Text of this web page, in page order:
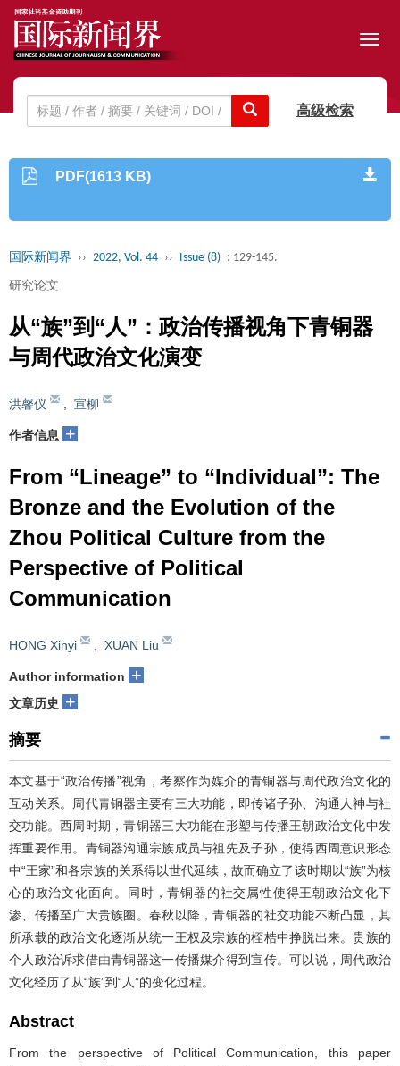
高级检索
PDF(1613 KB)
国际新闻界 ›› 2022, Vol. 44 ›› Issue (8) : 129-145.
研究论文
从“族”到“人”：政治传播视角下青铜器
与周代政治文化演变
洪馨仪 宣柳
作者信息 +
From “Lineage” to “Individual”: The
Bronze and the Evolution of the
Zhou Political Culture from the
Perspective of Political
Communication
HONG Xinyi XUAN Liu
Author information +
文章历史 +
摘要
本文基于“政治传播”视角，考察作为媒介的青铜器与周代政治文化的
互动关系。周代青铜器主要有三大功能，即传诸子孙、沟通人神与社
交功能。西周时期，青铜器三大功能在形塑与传播王朝政治文化中发
挥重要作用。青铜器沟通宗族成员与祖先及子孙，使得西周意识形态
中“王家”和各宗族的关系得以世代延续，故而确立了该时期以“族”为核
心的政治文化面向。同时，青铜器的社交属性使得王朝政治文化下
渗、传播至广大贵族圈。春秋以降，青铜器的社交功能不断凸显，其
所承载的政治文化逐渐从统一王权及宗族的桎梏中挣脱出来。贵族的
个人政治诉求借由青铜器这一传播媒介得到宣传。可以说，周代政治
文化经历了从“族”到“人”的变化过程。
Abstract
From the perspective of Political Communication, this paper